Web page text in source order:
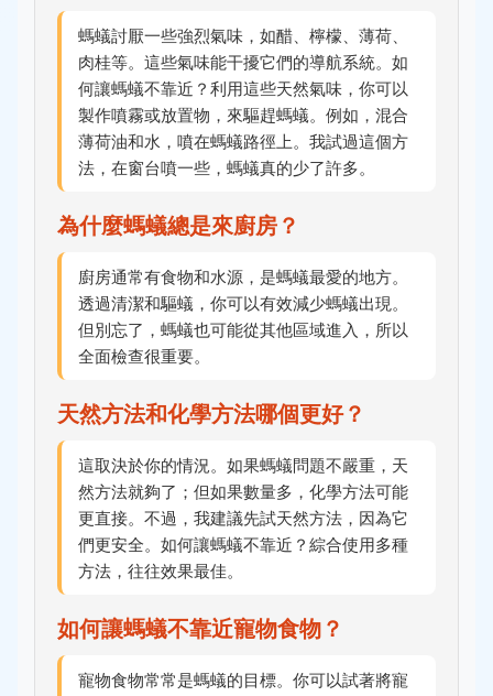
螞蟻討厭一些強烈氣味，如醋、檸檬、薄荷、
肉桂等。這些氣味能干擾它們的導航系統。如
何讓螞蟻不靠近？利用這些天然氣味，你可以
製作噴霧或放置物，來驅趕螞蟻。例如，混合
薄荷油和水，噴在螞蟻路徑上。我試過這個方
法，在窗台噴一些，螞蟻真的少了許多。
為什麼螞蟻總是來廚房？
廚房通常有食物和水源，是螞蟻最愛的地方。
透過清潔和驅蟻，你可以有效減少螞蟻出現。
但別忘了，螞蟻也可能從其他區域進入，所以
全面檢查很重要。
天然方法和化學方法哪個更好？
這取決於你的情況。如果螞蟻問題不嚴重，天
然方法就夠了；但如果數量多，化學方法可能
更直接。不過，我建議先試天然方法，因為它
們更安全。如何讓螞蟻不靠近？綜合使用多種
方法，往往效果最佳。
如何讓螞蟻不靠近寵物食物？
寵物食物常常是螞蟻的目標。你可以試著將寵